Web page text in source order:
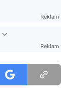
Reklam
Reklam